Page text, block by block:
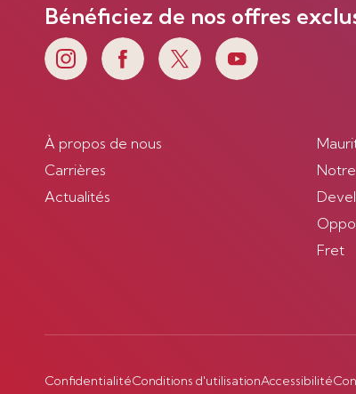
Bénéficiez de nos offres
À propos de nous
Carrières
Actualités
Fret
ConfidentialitéConditions d'utilisationAccessibilité